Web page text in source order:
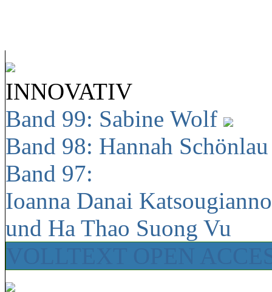
INNOVATIV
Band 99: Sabine Wolf
Band 98: Hannah
Band 97:
Ioanna Danai
und Ha Thao Suong Vu